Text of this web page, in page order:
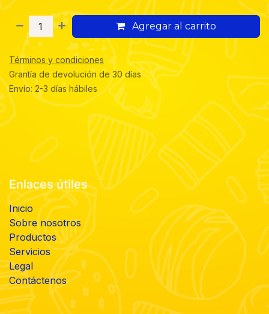
Agregar al carrito
Términos y condiciones
Grantía de devolución de 30 días
Envío: 2-3 días hábiles
Enlaces útiles
Inicio
Sobre nosotros
Productos
Servicios
Legal
Contáctenos